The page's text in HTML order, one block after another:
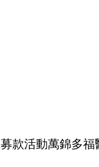
款活動萬錦多福